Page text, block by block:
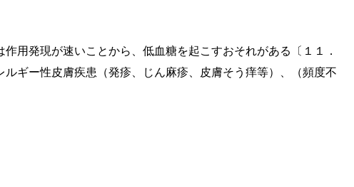
用発現が速いことから、低血糖を起こすおそれがある〔１１．
ギー性皮膚疾患（発疹、じん麻疹、皮膚そう痒等）、（頻度不